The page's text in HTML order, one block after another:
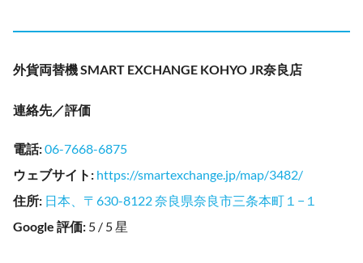
外貨両替機 SMART EXCHANGE KOHYO JR奈良店
連絡先／評価
電話:06-7668-6875
ウェブサイト : https://smartexchange.jp/map/3482/
住所: 日本、〒630-8122 奈良県奈良市三条本町１−１
Google 評価: 5 / 5 星